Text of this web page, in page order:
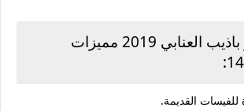
واتساب عمر باذيب العنابي 2019 مميزات